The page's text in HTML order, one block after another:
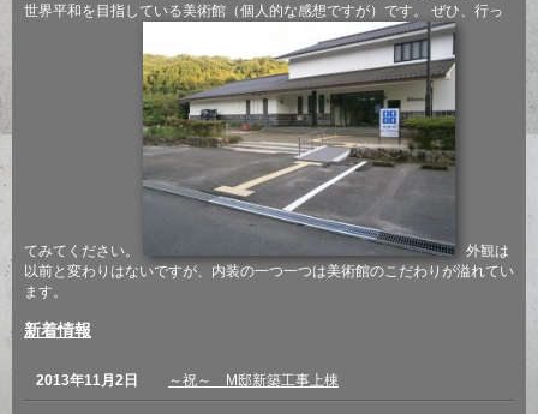
世界平和を目指している美術館（個人的な感想ですが）です。 ぜひ、行っ
てみてください。
外観は
以前と変わりはないですが、内装の一つ一つは美術館のこだわりが溢れてい
ます。
新着情報
2013年11月2日 ～祝～ M邸新築工事上棟